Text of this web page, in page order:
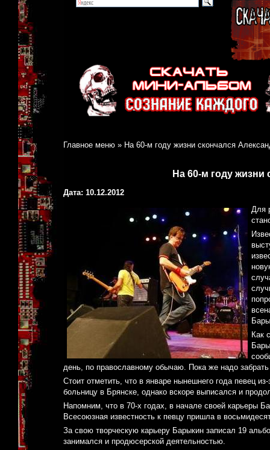
Главное меню » На 60-м году жизни скончался
На 60-м году
Дата: 10.12.2012
Для
Как
день, по православному обычаю. Пока же надо
Стоит отметить, что в январе нынешнего года певец
больницу в Брянске, однако вскоре выписался и
Напомним, что в 70-х годах, в начале своей карьеры
Всесоюзная известность к певцу пришла в
За свою творческую карьеру Барыкин записал 19
занимался и продюсерской деятельностью.